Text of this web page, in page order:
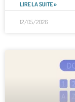
LIRE LA SUITE »
12/05/2026